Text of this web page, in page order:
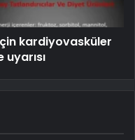
kardiyovasküler